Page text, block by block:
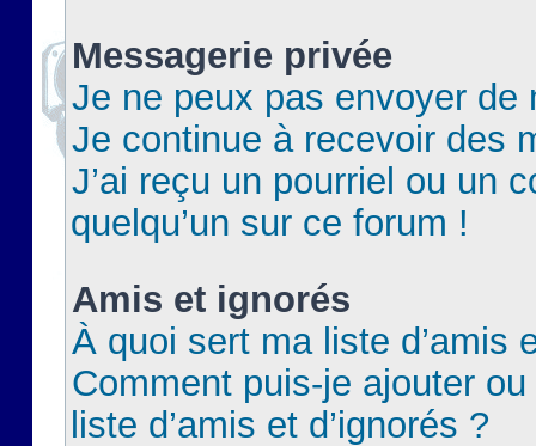
Messagerie privée
Je ne peux pas envoyer de
Je continue à recevoir des
J’ai reçu un pourriel ou un
quelqu’un sur ce forum !
Amis et ignorés
À quoi sert ma liste d’amis
Comment puis-je ajouter
liste d’amis et d’ignorés ?